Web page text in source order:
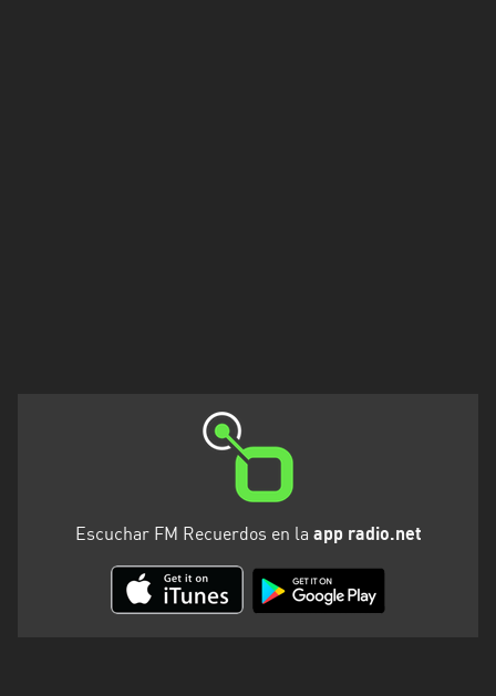
Escuchar FM Recuerdos en la app radio.net